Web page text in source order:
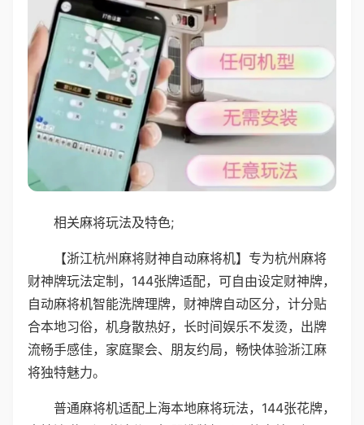
相关麻将玩法及特色;
【浙江杭州麻将财神自动麻将机】专为杭州麻将
财神牌玩法定制，144张牌适配，可自由设定财神牌，
自动麻将机智能洗牌理牌，财神牌自动区分，计分贴
合本地习俗，机身散热好，长时间娱乐不发烫，出牌
流畅手感佳，家庭聚会、朋友约局，畅快体验浙江麻
将独特魅力。
普通麻将机适配上海本地麻将玩法，144张花牌，